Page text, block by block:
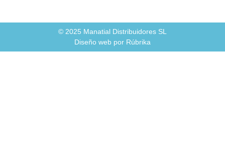
© 2025 Manatial Distribuidores SL
Diseño web por Rúbrika